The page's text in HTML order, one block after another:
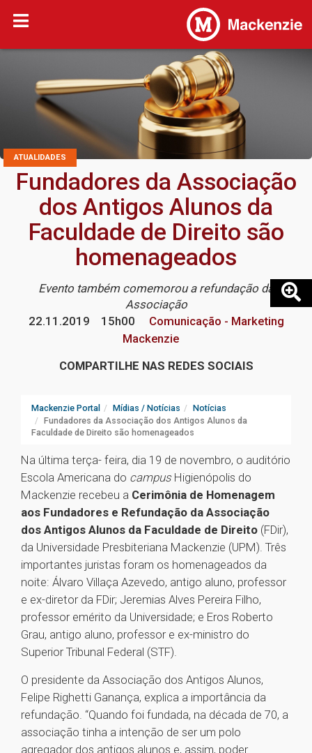
ATUALIDADES
Fundadores da Associação
dos Antigos Alunos da
Faculdade de Direito são
homenageados
Evento também comemorou a refundação da
Associação
22.11.2019
15h00
Comunicação - Marketing
Mackenzie
COMPARTILHE NAS REDES SOCIAIS
Mackenzie Portal Mídias / Notícias
Notícias
Fundadores da Associação dos Antigos Alunos da
Faculdade de Direito são homenageados
Na última terça- feira, dia 19 de novembro, o auditório
Escola Americana do campus Higienópolis do
Mackenzie recebeu a Cerimônia de Homenagem
aos Fundadores e Refundação da Associação
dos Antigos Alunos da Faculdade de Direito (FDir),
da Universidade Presbiteriana Mackenzie (UPM). Três
importantes juristas foram os homenageados da
noite: Álvaro Villaça Azevedo, antigo aluno, professor
e ex-diretor da FDir; Jeremias Alves Pereira Filho,
professor emérito da Universidade; e Eros Roberto
Grau, antigo aluno, professor e ex-ministro do
Superior Tribunal Federal (STF).
O presidente da Associação dos Antigos Alunos,
Felipe Righetti Ganança, explica a importância da
refundação. “Quando foi fundada, na década de 70, a
associação tinha a intenção de ser um polo
agregador dos antigos alunos e, assim, poder